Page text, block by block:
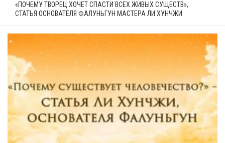
«ПОЧЕМУ ТВОРЕЦ ХОЧЕТ СПАСТИ ВСЕХ ЖИВЫХ СУЩЕСТВ»,
СТАТЬЯ ОСНОВАТЕЛЯ ФАЛУНЬГУН МАСТЕРА ЛИ ХУНЧЖИ